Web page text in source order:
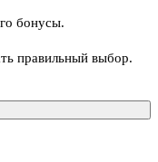
бонусы.
правильный выбор.